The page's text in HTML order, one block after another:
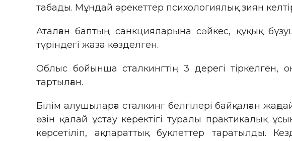
табады. Мұндай әрекеттер психологиялық зиян
Аталған баптың санкцияларына сәйкес, құқық
түріндегі жаза көзделген.
Облыс бойынша сталкингтің 3 дерегі тіркелген,
тартылған.
Білім алушыларға сталкинг белгілері байқалған
өзін қалай ұстау керектігі туралы практикалық
көрсетіліп, ақпараттық буклеттер таратылды.